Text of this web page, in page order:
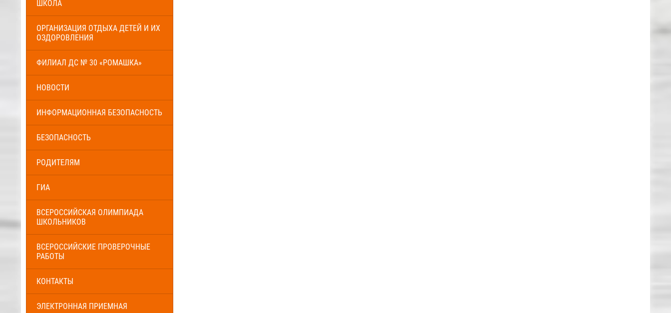
ШКОЛА
ОРГАНИЗАЦИЯ ОТДЫХА ДЕТЕЙ И ИХ
ОЗДОРОВЛЕНИЯ
ФИЛИАЛ ДС № 30 «РОМАШКА»
НОВОСТИ
ИНФОРМАЦИОННАЯ БЕЗОПАСНОСТЬ
БЕЗОПАСНОСТЬ
РОДИТЕЛЯМ
ГИА
ВСЕРОССИЙСКАЯ ОЛИМПИАДА
ШКОЛЬНИКОВ
ВСЕРОССИЙСКИЕ ПРОВЕРОЧНЫЕ
РАБОТЫ
КОНТАКТЫ
ЭЛЕКТРОННАЯ ПРИЕМНАЯ